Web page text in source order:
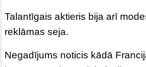
Talantīgais aktieris bija arī
reklāmas seja.
Negadījums noticis kādā